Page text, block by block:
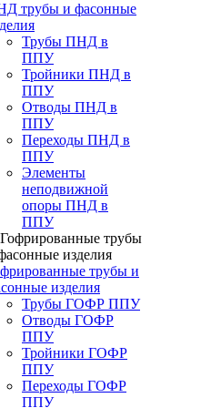
трубы и фасонные
Трубы ПНД в
ППУ
Тройники ПНД в
ППУ
Отводы ПНД в
ППУ
Переходы ПНД в
ППУ
Элементы
неподвижной
опоры ПНД в
ППУ
трубы и
изделия
Трубы ГОФР ППУ
Отводы ГОФР
ППУ
Тройники ГОФР
ППУ
Переходы ГОФР
ППУ